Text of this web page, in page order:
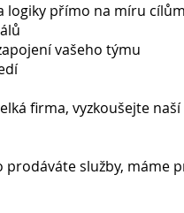
logiky přímo na míru cílům
vašeho týmu
firma, vyzkoušejte naší
služby, máme